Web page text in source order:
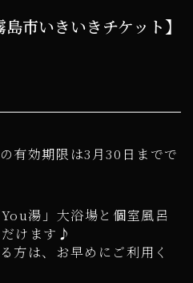
市いきいきチケット】
有効期限は3月30日までで
湯」大浴場と個室風呂
だけます♪
方は、お早めにご利用く